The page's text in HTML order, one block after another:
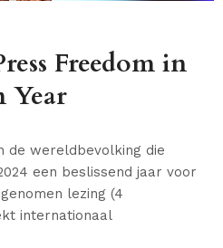
Freedom in
Year
de wereldbevolking die
een beslissend jaar voor
lezing (4
internationaal